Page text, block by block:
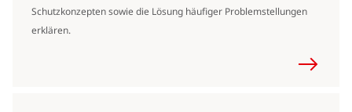
Schutzkonzepten sowie die Lösung häufiger Problemstellungen
erklären.